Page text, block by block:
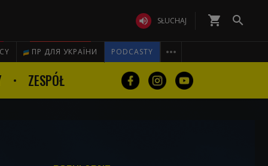
 SŁUCHAJ shopping_cart 
ПР ДЛЯ УКРАЇНИ PODCASTY 
ZESPÓŁ